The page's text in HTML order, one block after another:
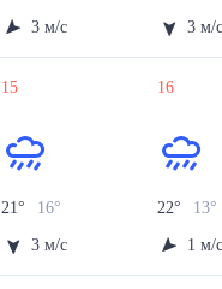
3 м/с
3 м/
15
21° 16°
3 м/с
16
22° 13°
1 м/